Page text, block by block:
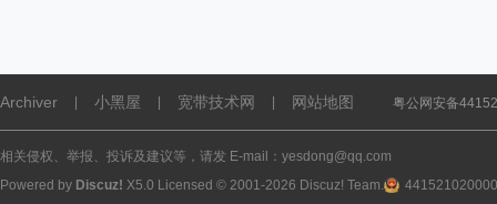
Archiver 小黑屋 宽带技术网 网站地图 粤公网安备
相关侵权、举报、投诉及建议等，请发 E-mail：yesdong@qq.com
Powered by Discuz! X5.0 Licensed © 2001-2026 Discuz! Team.